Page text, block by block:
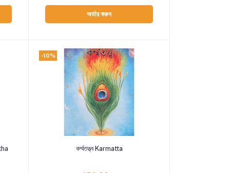
অর্ডার করুন
-10%
Add to cart
কর্ম্মতত্ত্ব Karmatta